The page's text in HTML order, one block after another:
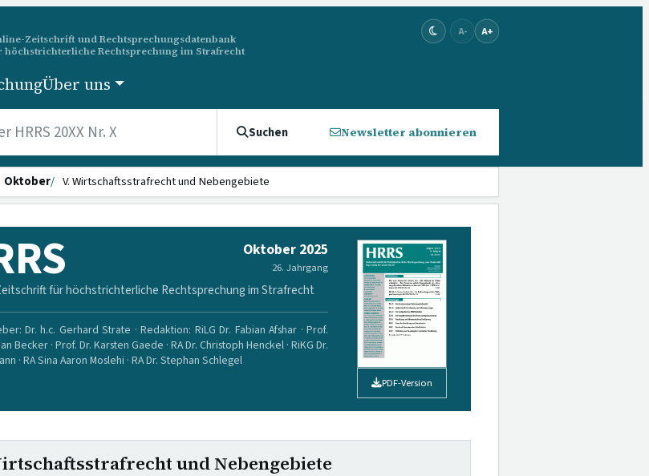
Zeitschrift und Rechtsprechungsdatenbank
höchstrichterliche Rechtsprechung im Strafrecht
A- A+
Über uns
Suchen Newsletter abonnieren
Oktober V. Wirtschaftsstrafrecht und Nebengebiete
Oktober 2025
26. Jahrgang
für höchstrichterliche Rechtsprechung im Strafrecht
Dr. h.c. Gerhard Strate · Redaktion: RiLG Dr. Fabian Afshar · Prof.
Becker · Prof. Dr. Karsten Gaede · RA Dr. Christoph Henckel · RiKG Dr.
· RA Sina Aaron Moslehi · RA Dr. Stephan Schlegel
PDF-Version
und Nebengebiete